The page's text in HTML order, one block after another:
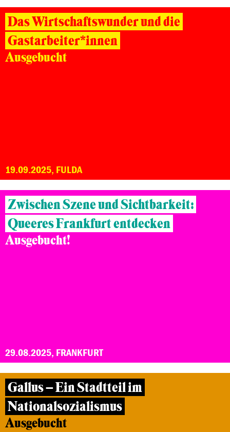
Das Wirtschaftswunder und die
Gastarbeiter*innen
Ausgebucht
19.09.2025, FULDA
Zwischen Szene und Sichtbarkeit:
Queeres Frankfurt entdecken
Ausgebucht!
29.08.2025, FRANKFURT
Gallus – Ein Stadtteil im
Nationalsozialismus
Ausgebucht